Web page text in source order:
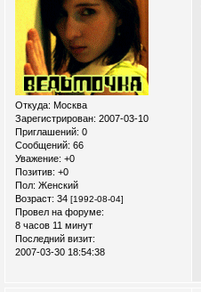
Откуда: Москва
Зарегистрирован: 2007-03-10
Приглашений: 0
Сообщений: 66
Уважение: +0
Позитив: +0
Пол: Женский
Возраст: 34 [1992-08-04]
Провел на форуме:
8 часов 11 минут
Последний визит:
2007-03-30 18:54:38